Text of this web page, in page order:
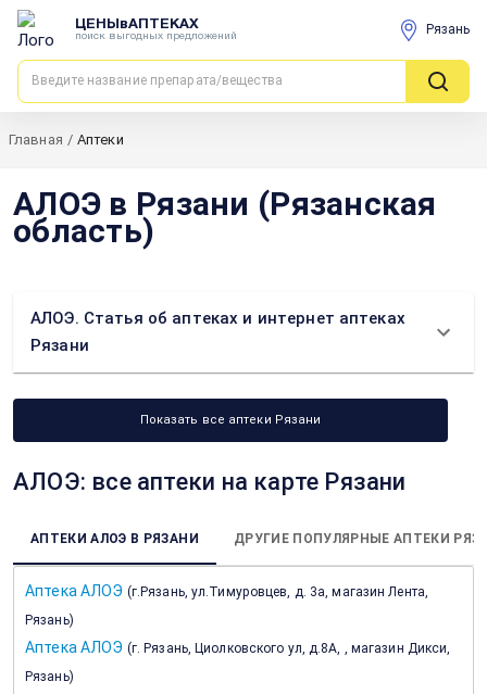
ЦЕНЫвАПТЕКАХ
поиск выгодных предложений Рязань
Главная / Аптеки
АЛОЭ в Рязани (Рязанская
область)
АЛОЭ. Статья об аптеках и интернет аптеках
Рязани
Показать все аптеки Рязани
АЛОЭ: все аптеки на карте Рязани
АПТЕКИ АЛОЭ В РЯЗАНИ ДРУГИЕ ПОПУЛЯРНЫЕ АПТЕКИ
Аптека АЛОЭ (г.Рязань, ул.Тимуровцев, д. 3а, магазин Лента,
Рязань)
Аптека АЛОЭ (г. Рязань, Циолковского ул, д.8А, , магазин Дикси,
Рязань)